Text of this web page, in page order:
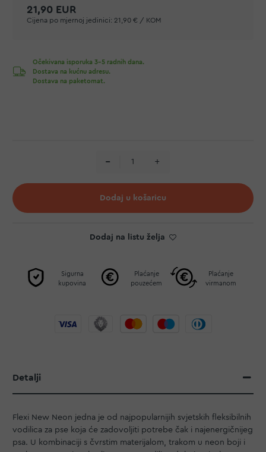
21,90 EUR
Cijena po mjernoj jedinici: 21,90 € / KOM
Očekivana isporuka 3-5 radnih dana.
Dostava na kućnu adresu.
Dostava na paketomat.
Dodaj u košaricu
Dodaj na listu želja
Sigurna
kupovina
Plaćanje
pouzećem
Plaćanje
virmanom
Detalji
Flexi New Neon jedna je od najpopularnijih svjetskih fleksibilnih
vodilica za pse koja će zadovoljiti potrebe čak i najenergičnijeg
psa. U kombinaciji s čvrstim materijalom, trakom u neon boji i